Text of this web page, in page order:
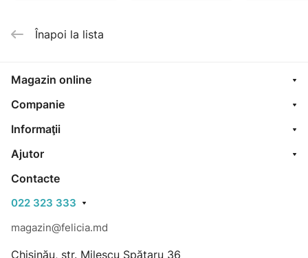
Înapoi la lista
Magazin online
Companie
Informaţii
Ajutor
Contacte
022 323 333
magazin@felicia.md
Chișinău, str. Milescu Spătaru 36